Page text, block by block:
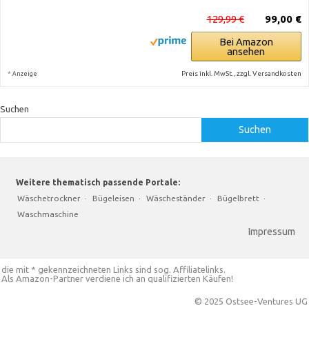
99,00 €
129,99 €
Bei Amazon
ansehen
* Anzeige Preis inkl. MwSt., zzgl. Versandkosten
Suchen
Suchen
Weitere thematisch passende Portale:
Wäschetrockner · Bügeleisen · Wäscheständer · Bügelbrett ·
Waschmaschine
Impressum
die mit * gekennzeichneten Links sind sog. Affiliatelinks.
Als Amazon-Partner verdiene ich an qualifizierten Käufen!
© 2025 Ostsee-Ventures UG